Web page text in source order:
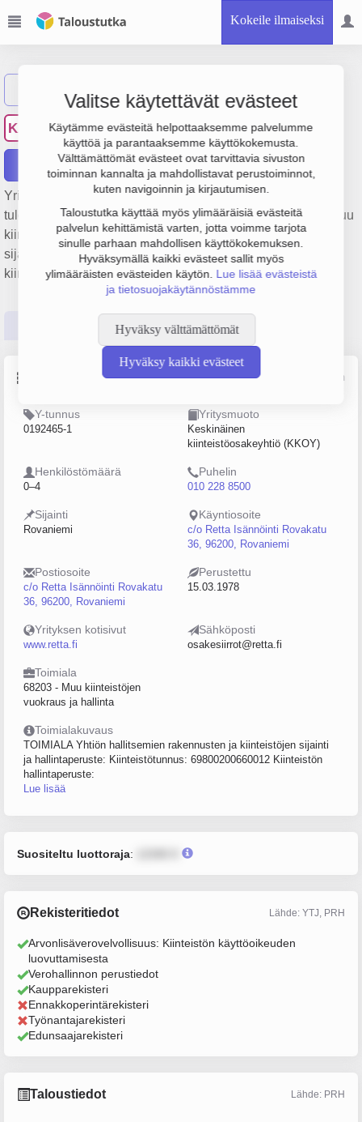
Kokeile ilmaiseksi
Valitse käytettävät evästeet
Käytämme evästeitä helpottaaksemme palvelumme
käyttöä ja parantaaksemme käyttökokemusta.
Välttämättömät evästeet ovat tarvittavia sivuston
toiminnan kannalta ja mahdollistavat perustoiminnot,
kuten navigoinnin ja kirjautumisen.
Taloustutka käyttää myös ylimääräisiä evästeitä
palvelun kehittämistä varten, jotta voimme tarjota
sinulle parhaan mahdollisen käyttökokemuksen.
Hyväksymällä kaikki evästeet sallit myös
ylimääräisten evästeiden käytön. Lue lisää evästeistä
ja tietosuojakäytännöstämme
Hyväksy välttämättömät
Hyväksy kaikki evästeet
KA Kiinteistö Oy Aittatie 3
Raportit
Yrityksen Kiinteistö Oy Aittatie 3 liikevaihto on 158 000 €,
tulos 14 000 € ja henkilöstömäärä 0. Sen päätoimiala on Muu
kiinteistöjen vuokraus ja hallinta, perustamisvuosi 1978 ja
sijainti Rovaniemi. Yrityksen yhtiömuoto Keskinäinen
kiinteistöosakeyhtiö (KKOY).
Tilinpäätösluvut Päättäjätiedot
Lähde: YTJ, PRH, Traficom
Y-tunnus
0192465-1
Yritysmuoto
Keskinäinen
kiinteistöosakeyhtiö (KKOY)
Henkilöstömäärä
0–4
Puhelin
010 228 8500
Sijainti
Rovaniemi
Käyntiosoite
c/o Retta Isännöinti Rovakatu
36, 96200, Rovaniemi
Postiosoite
c/o Retta Isännöinti Rovakatu
36, 96200, Rovaniemi
Perustettu
15.03.1978
Yrityksen kotisivut
www.retta.fi
Sähköposti
osakesiirrot@retta.fi
Toimiala
68203 - Muu kiinteistöjen
vuokraus ja hallinta
Toimialakuvaus
TOIMIALA Yhtiön hallitsemien rakennusten ja kiinteistöjen sijainti
ja hallintaperuste: Kiinteistötunnus: 69800200660012 Kiinteistön
hallintaperuste:
Lue lisää
Suositeltu luottoraja:
Rekisteritiedot Lähde: YTJ, PRH
Arvonlisäverovelvollisuus: Kiinteistön käyttöoikeuden
luovuttamisesta
Verohallinnon perustiedot
Kaupparekisteri
Ennakkoperintärekisteri
Työnantajarekisteri
Edunsaajarekisteri
Taloustiedot Lähde: PRH